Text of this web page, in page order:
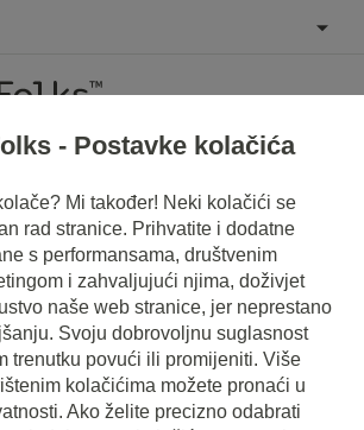
web stranice i e-mail biti nedostupni
stranice i e-mail biti
tijekom preseljenja?
Domene i SSL
- Postavke kolačića
Mi također! Neki kolačići se
rad stranice. Prihvatite i dodatne
s performansama, društvenim
i zahvaljujući njima, doživjet
naše web stranice, jer neprestano
Svoju dobrovoljnu suglasnost
trenutku povući ili promijeniti. Više
kolačićima možete pronaći u
Ako želite precizno odabrati